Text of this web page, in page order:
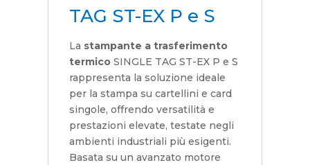
TAG ST-EX P e S
La stampante a trasferimento
termico SINGLE TAG ST-EX P e S
rappresenta la soluzione ideale
per la stampa su cartellini e card
singole, offrendo versatilità e
prestazioni elevate, testate negli
ambienti industriali più esigenti.
Basata su un avanzato motore